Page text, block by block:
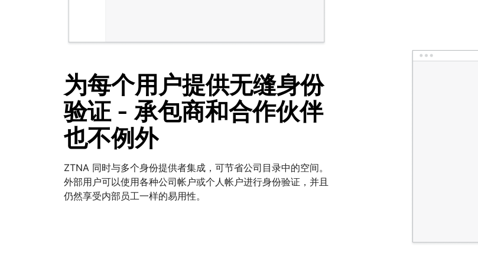
为每个用户提供无缝身份
验证 - 承包商和合作伙伴
也不例外
ZTNA 同时与多个身份提供者集成，可节省公司目录中的空间。
外部用户可以使用各种公司帐户或个人帐户进行身份验证，并且
仍然享受内部员工一样的易用性。